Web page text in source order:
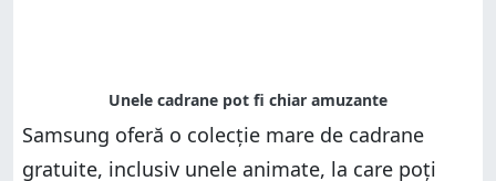
Samsung oferă o colecție mare de cadrane
gratuite, inclusiv unele animate, la care poți